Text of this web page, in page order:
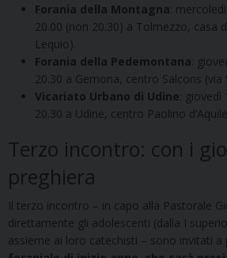
Forania della Montagna :
20.00 (non 20.30) a Tolmezzo, casa
Lequio).
Forania della Pedemontana :
20.30 a Gemona, centro Salcons (via
Vicariato Urbano di Udine :
20.30 a Udine, centro Paolino
Terzo incontro: con i
preghiera
Il terzo incontro – in capo alla Pastorale
direttamente gli adolescenti (dalla I
assieme ai loro catechisti – sono invitati a